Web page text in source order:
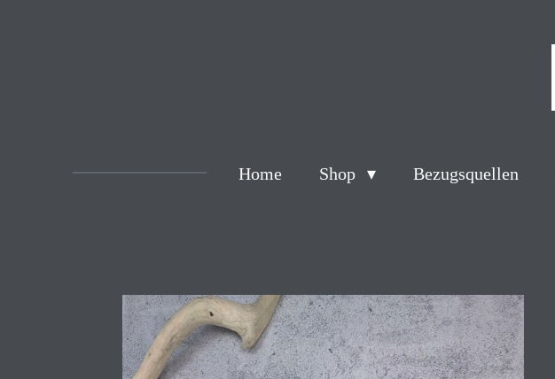
Home Shop Bezugsquellen